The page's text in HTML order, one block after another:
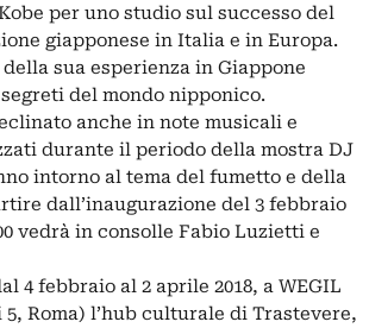
per uno studio sul successo del
giapponese in Italia e in Europa.
sua esperienza in Giappone
del mondo nipponico.
anche in note musicali e
durante il periodo della mostra DJ
intorno al tema del fumetto e della
dall’inaugurazione del 3 febbraio
vedrà in consolle Fabio Luzietti e
4 febbraio al 2 aprile 2018, a WEGIL
Roma) l’hub culturale di Trastevere,